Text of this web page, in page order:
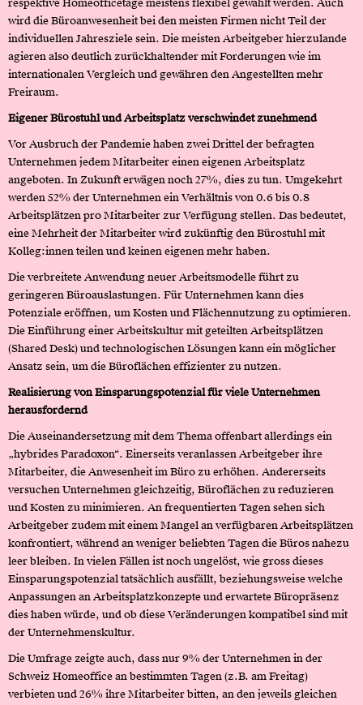
wird die Büroanwesenheit bei den meisten Firmen nicht Teil der
individuellen Jahresziele sein. Die meisten Arbeitgeber hierzulande
agieren also deutlich zurückhaltender mit Forderungen wie im
internationalen Vergleich und gewähren den Angestellten mehr
Freiraum.
Eigener Bürostuhl und Arbeitsplatz verschwindet zunehmend
Vor Ausbruch der Pandemie haben zwei Drittel der befragten
Unternehmen jedem Mitarbeiter einen eigenen Arbeitsplatz
angeboten. In Zukunft erwägen noch 27%, dies zu tun. Umgekehrt
werden 52% der Unternehmen ein Verhältnis von 0.6 bis 0.8
Arbeitsplätzen pro Mitarbeiter zur Verfügung stellen. Das bedeutet,
eine Mehrheit der Mitarbeiter wird zukünftig den Bürostuhl mit
Kolleg:innen teilen und keinen eigenen mehr haben.
Die verbreitete Anwendung neuer Arbeitsmodelle führt zu
geringeren Büroauslastungen. Für Unternehmen kann dies
Potenziale eröffnen, um Kosten und Flächennutzung zu optimieren.
Die Einführung einer Arbeitskultur mit geteilten Arbeitsplätzen
(Shared Desk) und technologischen Lösungen kann ein möglicher
Ansatz sein, um die Büroflächen effizienter zu nutzen.
Realisierung von Einsparungspotenzial für viele Unternehmen
herausfordernd
Die Auseinandersetzung mit dem Thema offenbart allerdings ein
„hybrides Paradoxon“. Einerseits veranlassen Arbeitgeber ihre
Mitarbeiter, die Anwesenheit im Büro zu erhöhen. Andererseits
versuchen Unternehmen gleichzeitig, Büroflächen zu reduzieren
und Kosten zu minimieren. An frequentierten Tagen sehen sich
Arbeitgeber zudem mit einem Mangel an verfügbaren Arbeitsplätzen
konfrontiert, während an weniger beliebten Tagen die Büros nahezu
leer bleiben. In vielen Fällen ist noch ungelöst, wie gross dieses
Einsparungspotenzial tatsächlich ausfällt, beziehungsweise welche
Anpassungen an Arbeitsplatzkonzepte und erwartete Büropräsenz
dies haben würde, und ob diese Veränderungen kompatibel sind mit
der Unternehmenskultur.
Die Umfrage zeigte auch, dass nur 9% der Unternehmen in der
Schweiz Homeoffice an bestimmten Tagen (z.B. am Freitag)
verbieten und 26% ihre Mitarbeiter bitten, an den jeweils gleichen